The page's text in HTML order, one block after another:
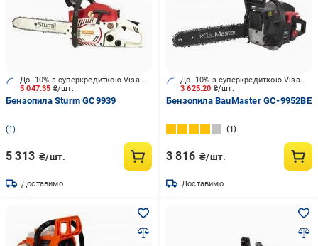
5 047.35 ₴/шт.
До -10% з суперкредиткою Visa Вигода
Бензопила Sturm GC9939
1
5 313 ₴/шт.
Доставимо
3 625.20 ₴/шт.
До -10% з суперкредиткою Visa Вигода
Бензопила BauMaster GC-9952BE
1
3 816 ₴/шт.
Доставимо